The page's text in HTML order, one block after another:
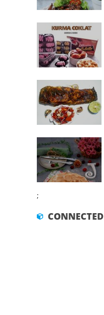
;
CONNECTED